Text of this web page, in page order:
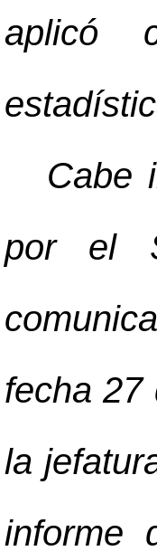
aplicó
Cabe
por el
fecha 27
la
informe